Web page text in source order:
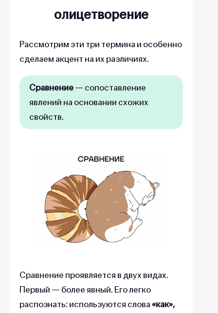
олицетворение
Рассмотрим эти три термина и особенно
сделаем акцент на их различиях.
Сравнение— сопоставление
явлений на основании схожих
свойств.
Сравнение проявляется в двух видах.
Первый — более явный. Его легко
распознать: используются слова«как»,